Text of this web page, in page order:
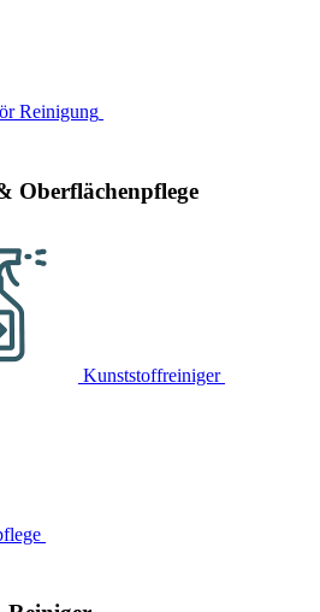
Reinigung
Oberflächenpflege
Kunststoffreiniger